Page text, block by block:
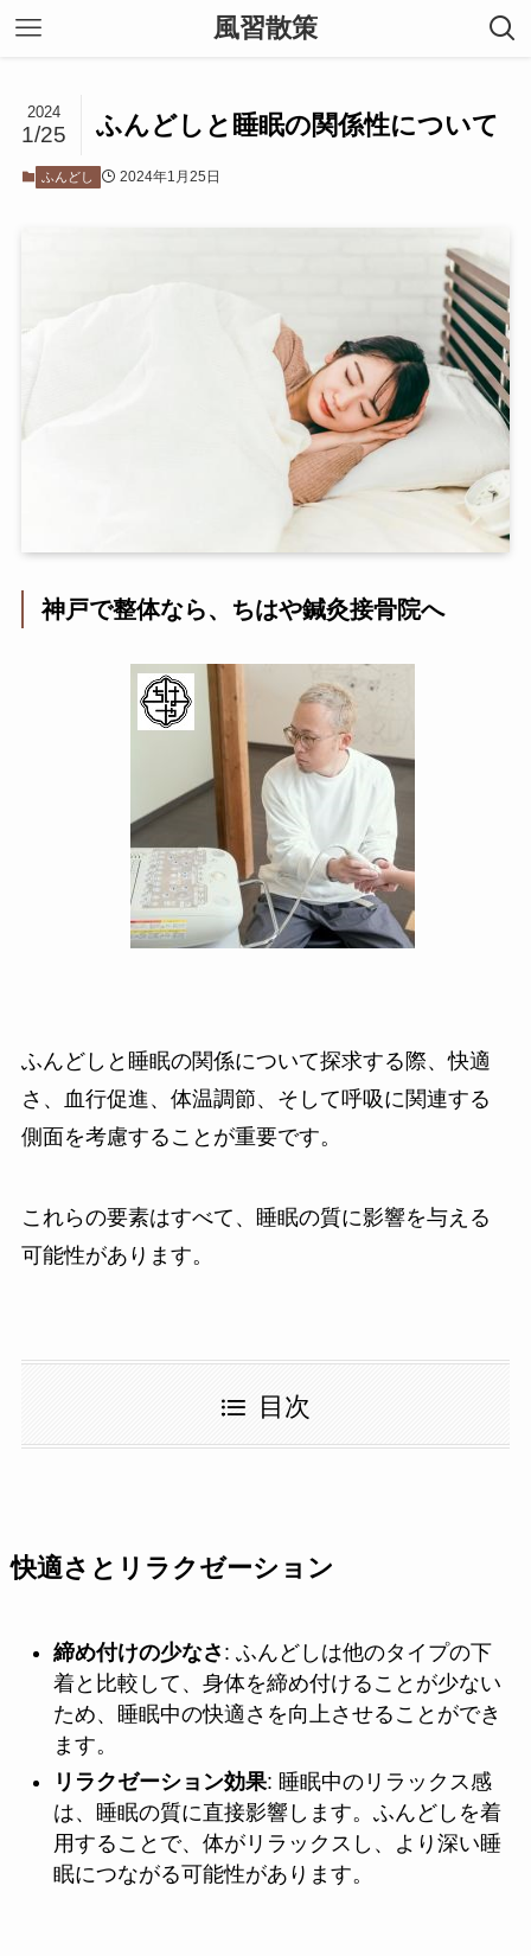
風習散策
ふんどしと睡眠の関係性について
2024
1/25
ふんどし 2024年1月25日
神戸で整体なら、ちはや鍼灸接骨院へ
ふんどしと睡眠の関係について探求する際、快適
さ、血行促進、体温調節、そして呼吸に関連する
側面を考慮することが重要です。
これらの要素はすべて、睡眠の質に影響を与える
可能性があります。
目次
快適さとリラクゼーション
締め付けの少なさ : ふんどしは他のタイプの下
着と比較して、身体を締め付けることが少ない
ため、睡眠中の快適さを向上させることができ
ます。
リラクゼーション効果: 睡眠中のリラックス感
は、睡眠の質に直接影響します。ふんどしを着
用することで、体がリラックスし、より深い睡
眠につながる可能性があります。